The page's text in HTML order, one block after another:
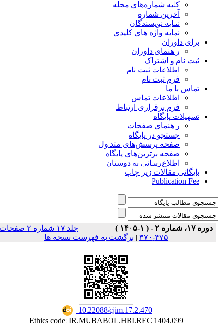
کلیه شماره‌های مجله
آخرین شماره
نمایه نویسندگان
نمایه واژه های کلیدی
برای داوران
راهنمای داوران
ثبت نام و اشتراک
اطلاعات ثبت نام
فرم ثبت نام
تماس با ما
اطلاعات تماس
فرم برقراری ارتباط
تسهیلات پایگاه
راهنمای صفحات
جستجو در پایگاه
صفحه پرسش‌های متداول
صفحه برترین‌های پایگاه
اطلاع‌رسانی به دوستان
بایگانی مقالات زیر چاپ
Publication Fee
دوره ۱۷، شماره ۲ - ( ۱-۱۴۰۵ )
جلد ۱۷ شماره ۲ صفحات
۴۷۵-۴۷۰
|برگشت به فهرست نسخه ها
‎ 10.22088/cjim.17.2.470
Ethics code: IR.MUBABOL.HRI.REC.1404.099